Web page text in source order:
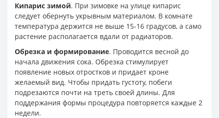
Кипарис зимой. При зимовке на улице кипарис
следует обернуть укрывным материалом. В комнате
температура держится не выше 15-16 градусов, а само
растение располагается вдали от радиаторов.
Обрезка и формирование. Проводится весной до
начала движения сока. Обрезка стимулирует
появление новых отростков и придает кроне
желаемый вид. Чтобы придать густоту, побеги
подрезаются почти на треть своей длины. Для
поддержания формы процедура повторяется каждые 2
недели.